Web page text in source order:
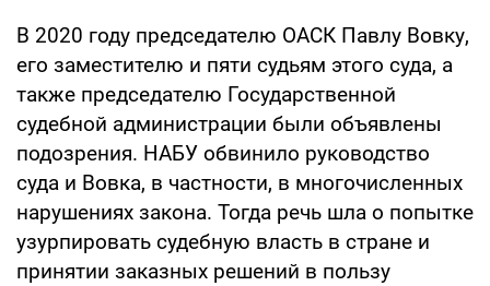
В 2020 году председателю ОАСК Павлу Вовку,
его заместителю и пяти судьям этого суда, а
также председателю Государственной
судебной администрации были объявлены
подозрения. НАБУ обвинило руководство
суда и Вовка, в частности, в многочисленных
нарушениях закона. Тогда речь шла о попытке
узурпировать судебную власть в стране и
принятии заказных решений в пользу